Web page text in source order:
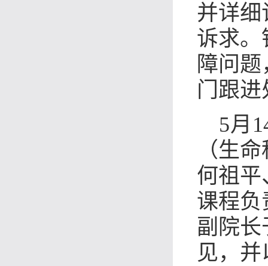
并详细
诉求。
障问
门跟
5月
（生
何祖平
课程负
副院
见，